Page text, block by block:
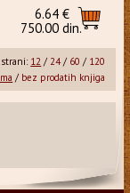
6.64 €
750.00 din.
12 /24/ 60 / 120
/ bez prodatih knjiga